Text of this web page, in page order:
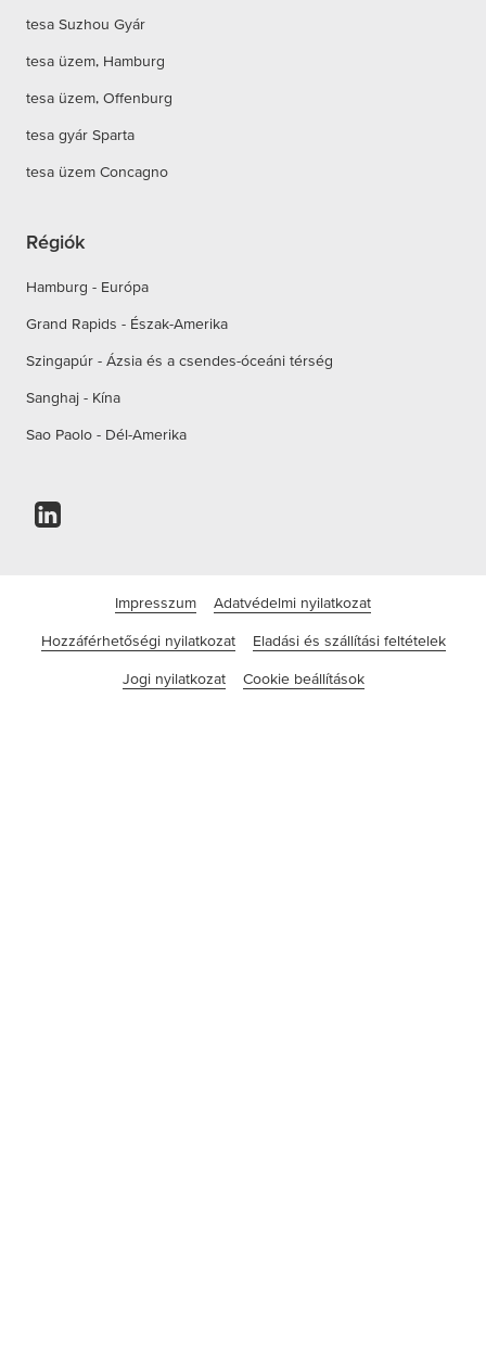
tesa Suzhou Gyár
tesa üzem, Hamburg
tesa üzem, Offenburg
tesa gyár Sparta
tesa üzem Concagno
Régiók
Hamburg - Európa
Grand Rapids - Észak-Amerika
Szingapúr - Ázsia és a csendes-óceáni térség
Sanghaj - Kína
Sao Paolo - Dél-Amerika
Impresszum Adatvédelmi nyilatkozat
Hozzáférhetőségi nyilatkozat Eladási és szállítási feltételek
Jogi nyilatkozat Cookie beállítások